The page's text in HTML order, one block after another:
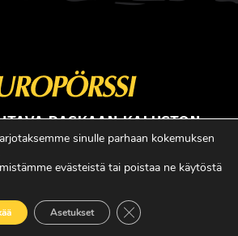
RASKAAN KALUSTON
ERIKOISLEHTI
/ Europörssi 2017. All Rights Reserved.
sinulle parhaan kokemuksen
evästeistä tai poistaa ne käytöstä
Asetukset Sulje evästebanneri